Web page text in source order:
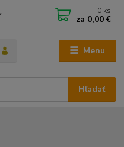
Menu
Hľadať
0 ks
za 0,00 €